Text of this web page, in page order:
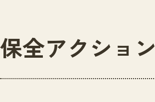
保全アクション